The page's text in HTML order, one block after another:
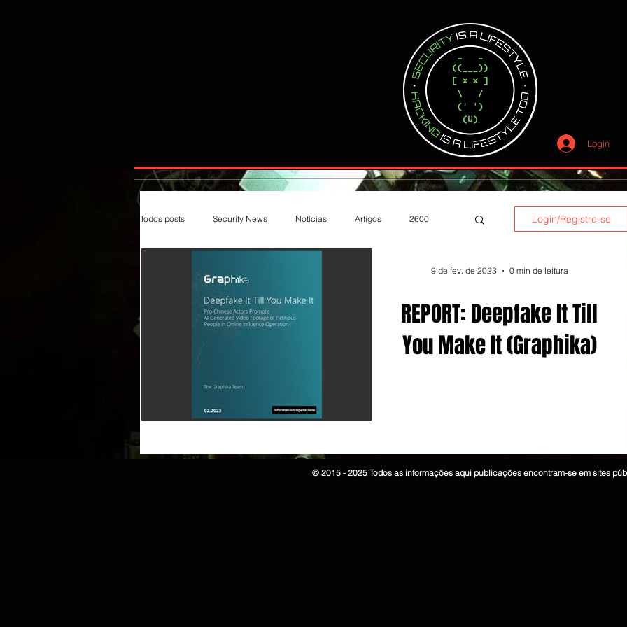
Login
Todos posts Security News Notícias Artigos 2600
Magazines Insecure Livros
Eventos
Login/Registre-se
REPORT: Deepfake It Till
You Make It (Graphika)
9 de fev. de 2023 0 min de leitura
© 2015 - 2025 Todos as informações aqui publicações encontram-se em sites